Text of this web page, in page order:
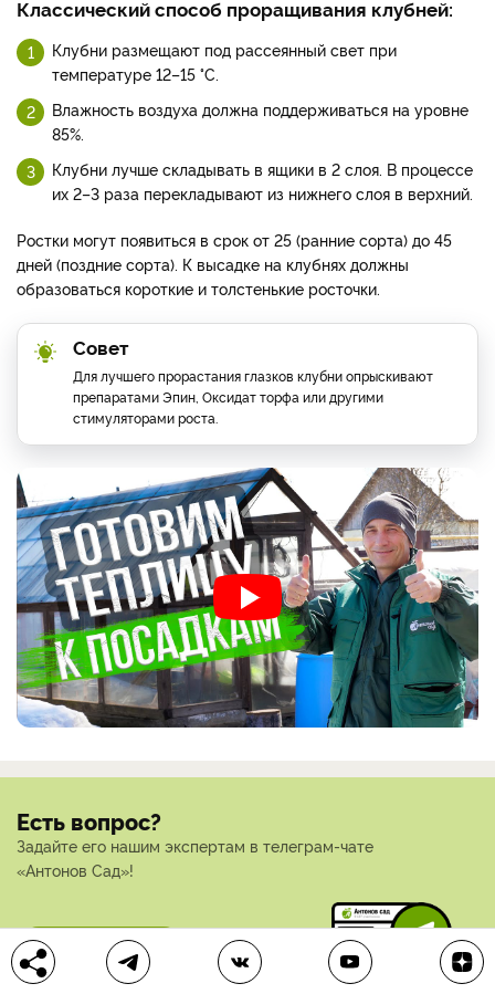
Классический способ проращивания клубней:
Клубни размещают под рассеянный свет при
температуре 12–15 °С.
Влажность воздуха должна поддерживаться на уровне
85%.
Клубни лучше складывать в ящики в 2 слоя. В процессе
их 2–3 раза перекладывают из нижнего слоя в верхний.
Ростки могут появиться в срок от 25 (ранние сорта) до 45
дней (поздние сорта). К высадке на клубнях должны
образоваться короткие и толстенькие росточки.
Совет
Для лучшего прорастания глазков клубни опрыскивают
препаратами Эпин, Оксидат торфа или другими
стимуляторами роста.
Есть вопрос?
Задайте его нашим экспертам в телеграм-чате
«Антонов Сад»!
Задать вопрос